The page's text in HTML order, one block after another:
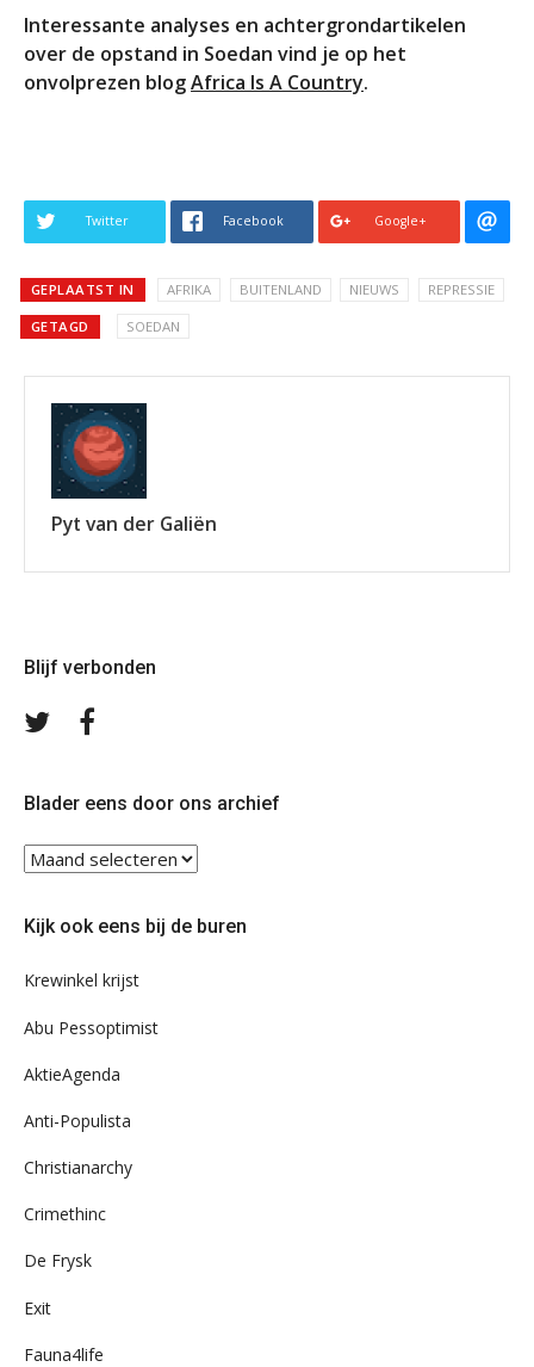
Interessante analyses en achtergrondartikelen
over de opstand in Soedan vind je op het
onvolprezen blogAfrica Is A Country.
Twitter Facebook Google+
GEPLAATST IN AFRIKA BUITENLAND NIEUWS REPRESSIE
GETAGD SOEDAN
Pyt van der Galiën
Blijf verbonden
Volg
Blader eens door ons archief
Blader
ons
Kijk ook eens bij de buren
Krewinkel krijst
Abu Pessoptimist
AktieAgenda
Anti-Populista
Christianarchy
Crimethinc
De Frysk
Exit
Fauna4life